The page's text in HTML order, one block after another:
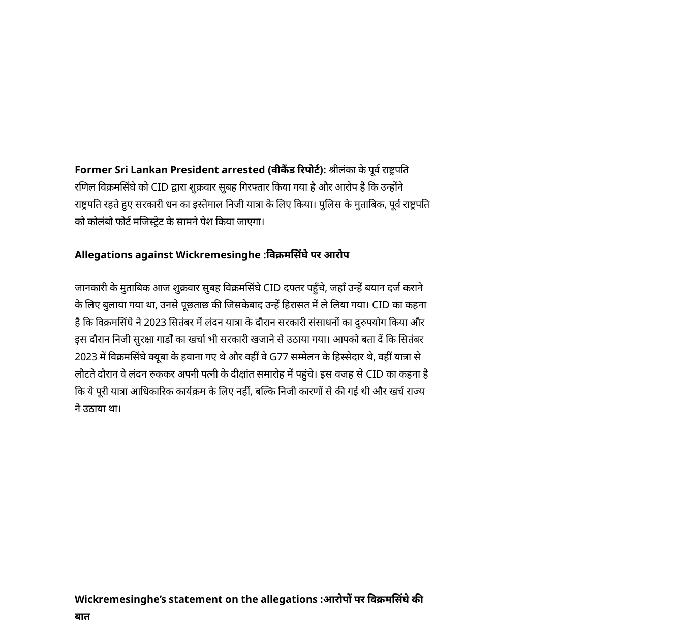
Former Sri Lankan President arrested (वीकैंड रिपोर्ट): श्रीलंका के पूर्व राष्ट्रपति
रणिल विक्रमसिंघे को CID द्वारा शुक्रवार सुबह गिरफ्तार किया गया है और आरोप है कि उन्होंने
राष्ट्रपति रहते हुए सरकारी धन का इस्तेमाल निजी यात्रा के लिए किया। पुलिस के मुताबिक, पूर्व राष्ट्रपति
को कोलंबो फोर्ट मजिस्ट्रेट के सामने पेश किया जाएगा।
Allegations against Wickremesinghe :विक्रमसिंघे पर आरोप
जानकारी के मुताबिक आज शुक्रवार सुबह विक्रमसिंघे CID दफ्तर पहुँचे, जहाँ उन्हें बयान दर्ज कराने
के लिए बुलाया गया था, उनसे पूछताछ की जिसकेबाद उन्हें हिरासत में ले लिया गया। CID का कहना
है कि विक्रमसिंघे ने 2023 सितंबर में लंदन यात्रा के दौरान सरकारी संसाधनों का दुरुपयोग किया और
इस दौरान निजी सुरक्षा गार्डों का खर्चा भी सरकारी खजाने से उठाया गया। आपको बता दें कि सितंबर
2023 में विक्रमसिंघे क्यूबा के हवाना गए थे और वहीं वे G77 सम्मेलन के हिस्सेदार थे, वहीं यात्रा से
लौटते दौरान वे लंदन रुककर अपनी पत्नी के दीक्षांत समारोह में पहुंचे। इस वजह से CID का कहना है
कि ये पूरी यात्रा आधिकारिक कार्यक्रम के लिए नहीं, बल्कि निजी कारणों से की गई थी और खर्च राज्य
ने उठाया था।
Wickremesinghe’s statement on the allegations :आरोपों पर विक्रमसिंघे की
बात